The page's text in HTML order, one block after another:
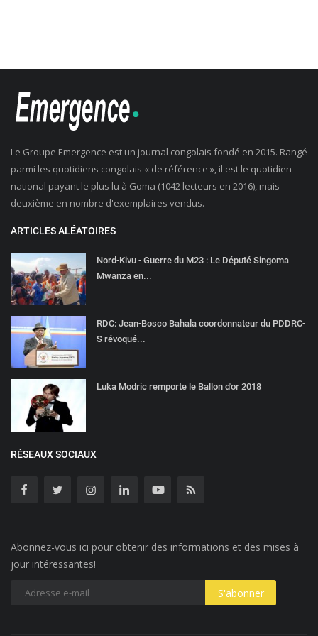
Le Groupe Emergence est un journal congolais fondé en 2015. Rangé
parmi les quotidiens congolais « de référence », il est le quotidien
national payant le plus lu à Goma (1042 lecteurs en 2016), mais
deuxième en nombre d'exemplaires vendus.
ARTICLES ALÉATOIRES
Nord-Kivu - Guerre du M23 : Le Député Singoma
Mwanza en...
RDC: Jean-Bosco Bahala coordonnateur du PDDRC-
S révoqué...
Luka Modric remporte le Ballon d'or 2018
RÉSEAUX SOCIAUX
Abonnez-vous ici pour obtenir des informations et des mises à
jour intéressantes!